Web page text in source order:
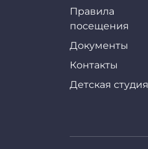
Правила
посещения
Документы
Контакты
Детская студия